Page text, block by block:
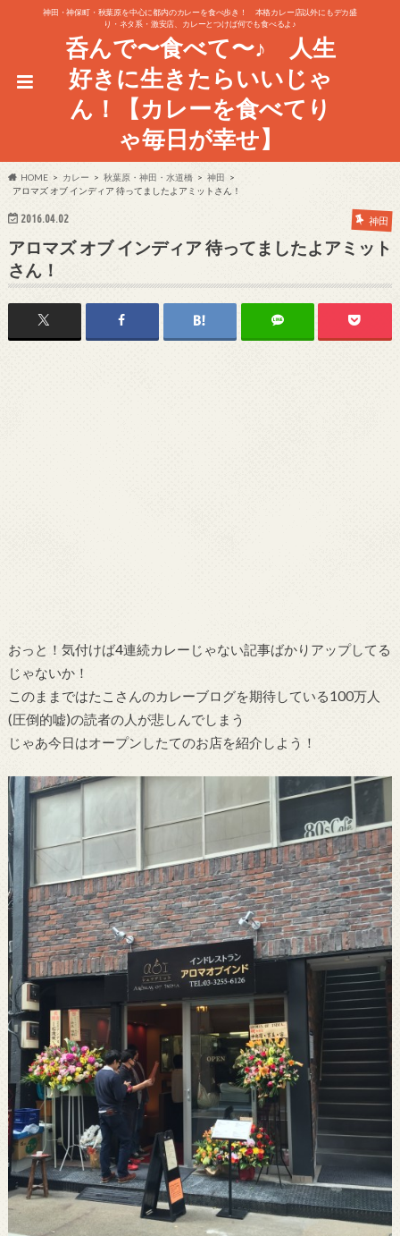
神田・神保町・秋葉原を中心に都内のカレーを食べ歩き！ 本格カレー店以外にもデカ盛
り・ネタ系・激安店、カレーとつけば何でも食べるよ♪
呑んで〜食べて〜♪ 人生
好きに生きたらいいじゃ
ん！【カレーを食べてり
ゃ毎日が幸せ】
HOME カレー 秋葉原・神田・水道橋
神田
アロマズ オブ インディア 待ってましたよアミットさん！
2016.04.02 神田
アロマズ オブ インディア 待ってましたよアミット
さん！
おっと！気付けば4連続カレーじゃない記事ばかりアップしてる
じゃないか！
このままではたこさんのカレーブログを期待している100万人
(圧倒的嘘)の読者の人が悲しんでしまう
じゃあ今日はオープンしたてのお店を紹介しよう！